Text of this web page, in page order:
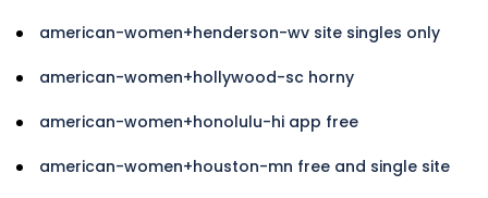
american-women+henderson-wv site singles only
american-women+hollywood-sc horny
american-women+honolulu-hi app free
american-women+houston-mn free and single site